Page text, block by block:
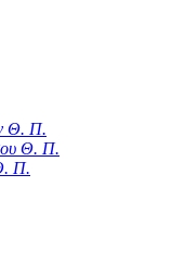
Θ. Π.
Θ. Π.
Π.